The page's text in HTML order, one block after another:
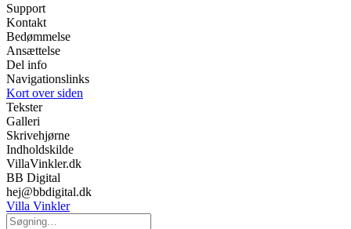
Support
Kontakt
Bedømmelse
Ansættelse
Del info
Navigationslinks
Kort over siden
Tekster
Galleri
Skrivehjørne
Indholdskilde
VillaVinkler.dk
BB Digital
hej@bbdigital.dk
Villa Vinkler